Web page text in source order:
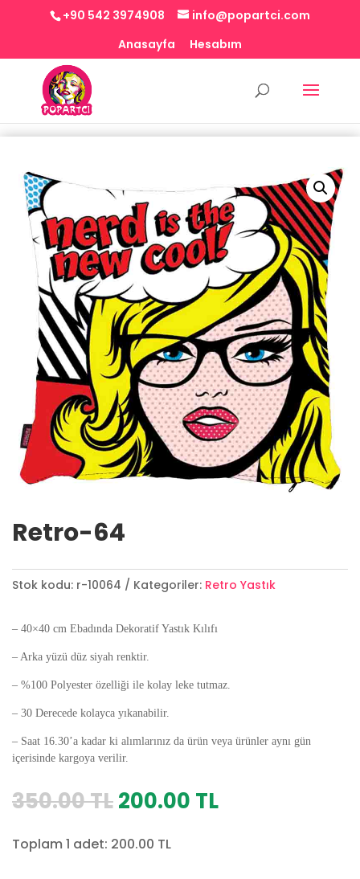
+90 542 3974908
info@popartci.com
Anasayfa
Hesabım
Retro-64
Stok kodu: r-10064 Kategoriler: Retro Yastık
– 40×40 cm Ebadında Dekoratif Yastık Kılıfı
– Arka yüzü düz siyah renktir.
– %100 Polyester özelliği ile kolay leke tutmaz.
– 30 Derecede kolayca yıkanabilir.
– Saat 16.30’a kadar ki alımlarınız da ürün veya ürünler aynı gün
içerisinde kargoya verilir.
350.00TLOrijinal
350.00 TL.
200.00 TLŞu
Toplam 1 adet: 200.00 TL